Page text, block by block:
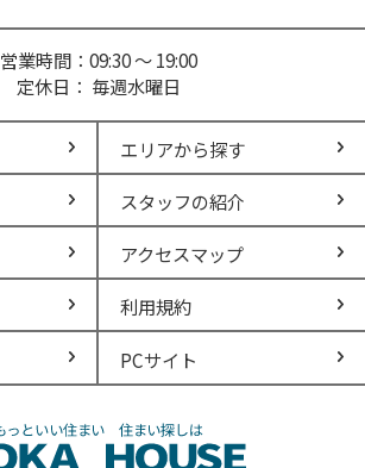
営業時間：09:30 ～ 19:00
定休日： 毎週水曜日
エリアから探す
スタッフの紹介
アクセスマップ
利用規約
PCサイト